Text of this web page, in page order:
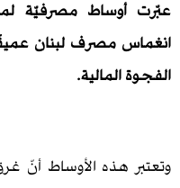
مصرفيّة لموقع
لبنان عميقًا في خطط
هذه الأوساط أنّ غرق